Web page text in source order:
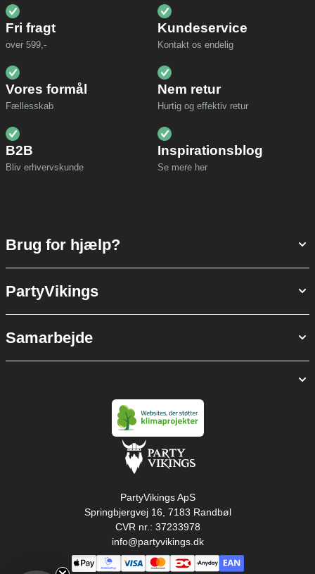
Fri fragt
over 599,-
Kundeservice
Kontakt os endelig
Vores formål
Fællesskab
Nem retur
Hurtig og effektiv retur
B2B
Bliv erhvervskunde
Inspirationsblog
Se mere her
Brug for hjælp?
PartyVikings
Samarbejde
PartyVikings ApS
Springbjergvej 16, 7183 Randbøl
CVR nr.: 37233978
info@partyvikings.dk